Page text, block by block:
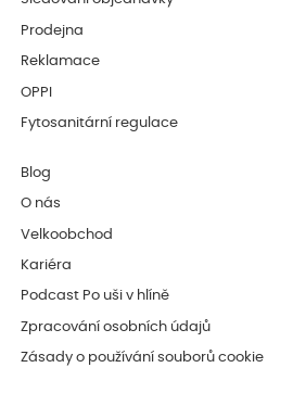
Prodejna
Reklamace
OPPI
Fytosanitární regulace
Blog
O nás
Velkoobchod
Kariéra
Podcast Po uši v hlíně
Zpracování osobních údajů
Zásady o používání souborů cookie